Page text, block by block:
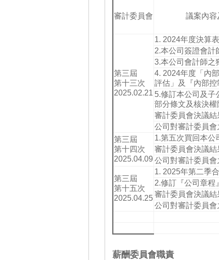
審計委員會 議案內容
第三屆
第十三次
2025.02.21
1. 2024年度決算
2.本公司簽證會計
3.本公司會計師之
4. 2024年度「內
評估」及『內部
5.修訂本公司及子
部分條文及核決權
審計委員會決議
公司對審計委員
第三屆
第十四次
2025.04.09
1.第五次買回本公
審計委員會決議
公司對審計委員
第三屆
第十五次
2025.04.25
1. 2025年第二季
2.修訂『公司章程
審計委員會決議
公司對審計委員
薪酬委員會職責